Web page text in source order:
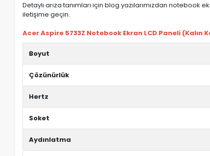
Detaylı arıza tanımları için blog yazılarımızdan
iletişime geçin.
Acer Aspire 5733Z Notebook Ekran LCD Paneli (Kalın
Boyut
Çözünürlük
Hertz
Soket
Aydınlatma